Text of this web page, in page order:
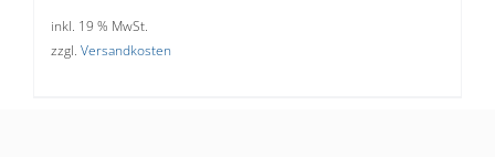
inkl. 19 % MwSt.
zzgl. Versandkosten